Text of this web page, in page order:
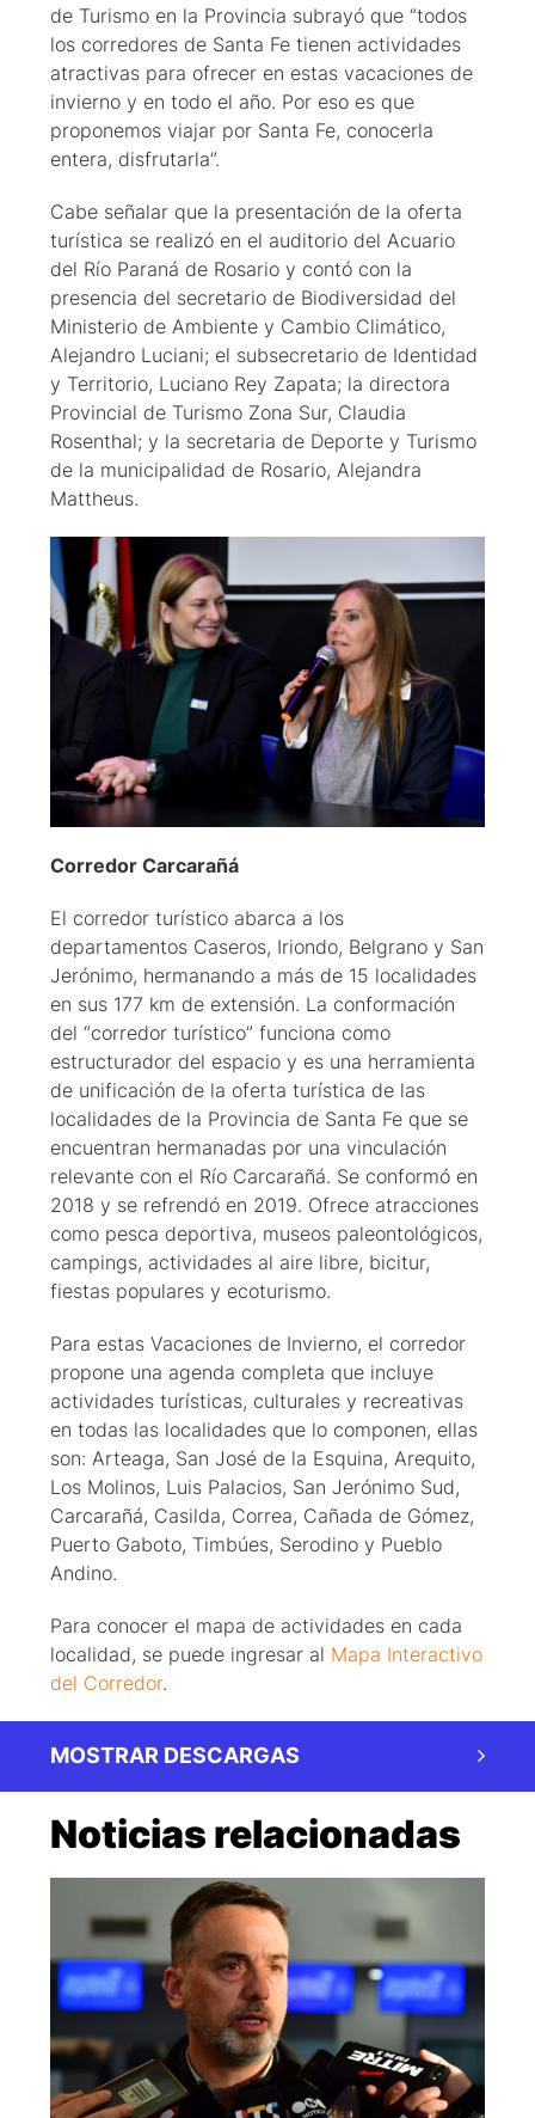
de Turismo en la Provincia subrayó que “todos
los corredores de Santa Fe tienen actividades
atractivas para ofrecer en estas vacaciones de
invierno y en todo el año. Por eso es que
proponemos viajar por Santa Fe, conocerla
entera, disfrutarla”.
Cabe señalar que la presentación de la oferta
turística se realizó en el auditorio del Acuario
del Río Paraná de Rosario y contó con la
presencia del secretario de Biodiversidad del
Ministerio de Ambiente y Cambio Climático,
Alejandro Luciani; el subsecretario de Identidad
y Territorio, Luciano Rey Zapata; la directora
Provincial de Turismo Zona Sur, Claudia
Rosenthal; y la secretaria de Deporte y Turismo
de la municipalidad de Rosario, Alejandra
Mattheus.
Corredor Carcarañá
El corredor turístico abarca a los
departamentos Caseros, Iriondo, Belgrano y San
Jerónimo, hermanando a más de 15 localidades
en sus 177 km de extensión. La conformación
del “corredor turístico” funciona como
estructurador del espacio y es una herramienta
de unificación de la oferta turística de las
localidades de la Provincia de Santa Fe que se
encuentran hermanadas por una vinculación
relevante con el Río Carcarañá. Se conformó en
2018 y se refrendó en 2019. Ofrece atracciones
como pesca deportiva, museos paleontológicos,
campings, actividades al aire libre, bicitur,
fiestas populares y ecoturismo.
Para estas Vacaciones de Invierno, el corredor
propone una agenda completa que incluye
actividades turísticas, culturales y recreativas
en todas las localidades que lo componen, ellas
son: Arteaga, San José de la Esquina, Arequito,
Los Molinos, Luis Palacios, San Jerónimo Sud,
Carcarañá, Casilda, Correa, Cañada de Gómez,
Puerto Gaboto, Timbúes, Serodino y Pueblo
Andino.
Para conocer el mapa de actividades en cada
localidad, se puede ingresar al Mapa Interactivo
del Corredor.
MOSTRAR DESCARGAS
Noticias relacionadas